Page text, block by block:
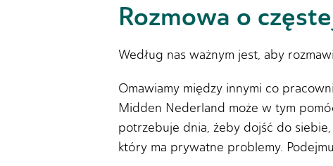
Rozmowa o
Według nas ważnym jest, aby
Omawiamy między innymi co
Midden Nederland może w tym
potrzebuje dnia, żeby dojść do
który ma prywatne problemy.